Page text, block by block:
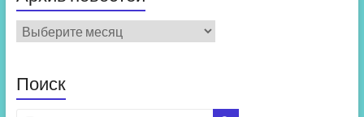
Архив
новостей
Поиск